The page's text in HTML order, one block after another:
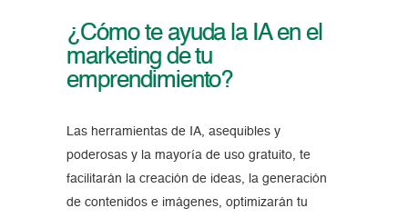
¿Cómo te ayuda la IA en el
marketing de tu
emprendimiento?
Las herramientas de IA, asequibles y
poderosas y la mayoría de uso gratuito, te
facilitarán la creación de ideas, la generación
de contenidos e imágenes, optimizarán tu